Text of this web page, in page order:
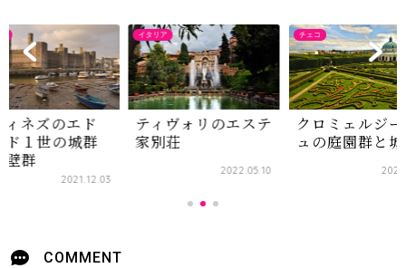
ィネズのエド
ド１世の城群
壁群
2021.12.03
イタリア
ティヴォリのエステ
家別荘
2022.05.10
チェコ
クロミェルジ
ュの庭園群と城
COMMENT